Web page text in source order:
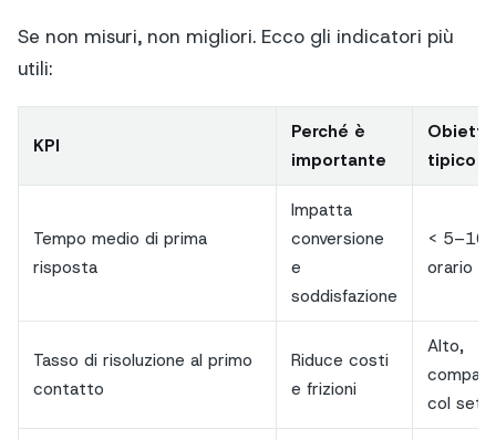
Se non misuri, non migliori. Ecco gli indicatori più
utili:
KPI
Perché è
importante
tipico
Tempo medio di prima
risposta
Impatta
conversione
e
soddisfazione
< 5–10
orario
Tasso di risoluzione al primo
contatto
Riduce costi
e frizioni
Alto,
col